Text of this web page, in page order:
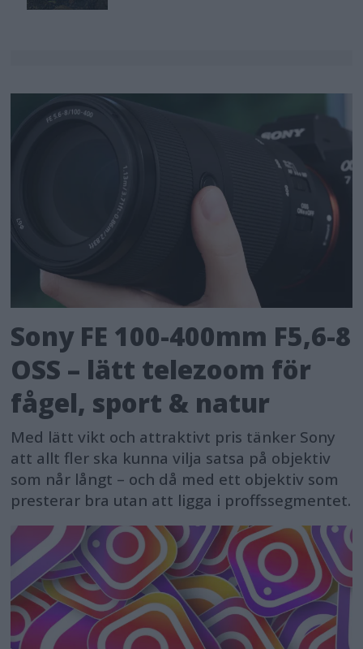
Sony FE 100-400mm F5,6-8
OSS – lätt telezoom för
fågel, sport & natur
Med lätt vikt och attraktivt pris tänker Sony
att allt fler ska kunna vilja satsa på objektiv
som når långt – och då med ett objektiv som
presterar bra utan att ligga i proffssegmentet.